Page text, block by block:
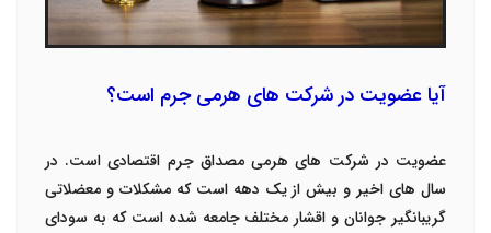
آیا عضویت در شرکت های هرمی جرم است؟
عضویت در شرکت های هرمی مصداق جرم اقتصادی است. در
سال های اخیر و بیش از یک دهه است که مشکلات و معضلاتی
گریبانگیر جوانان و اقشار مختلف جامعه شده است که به سودای